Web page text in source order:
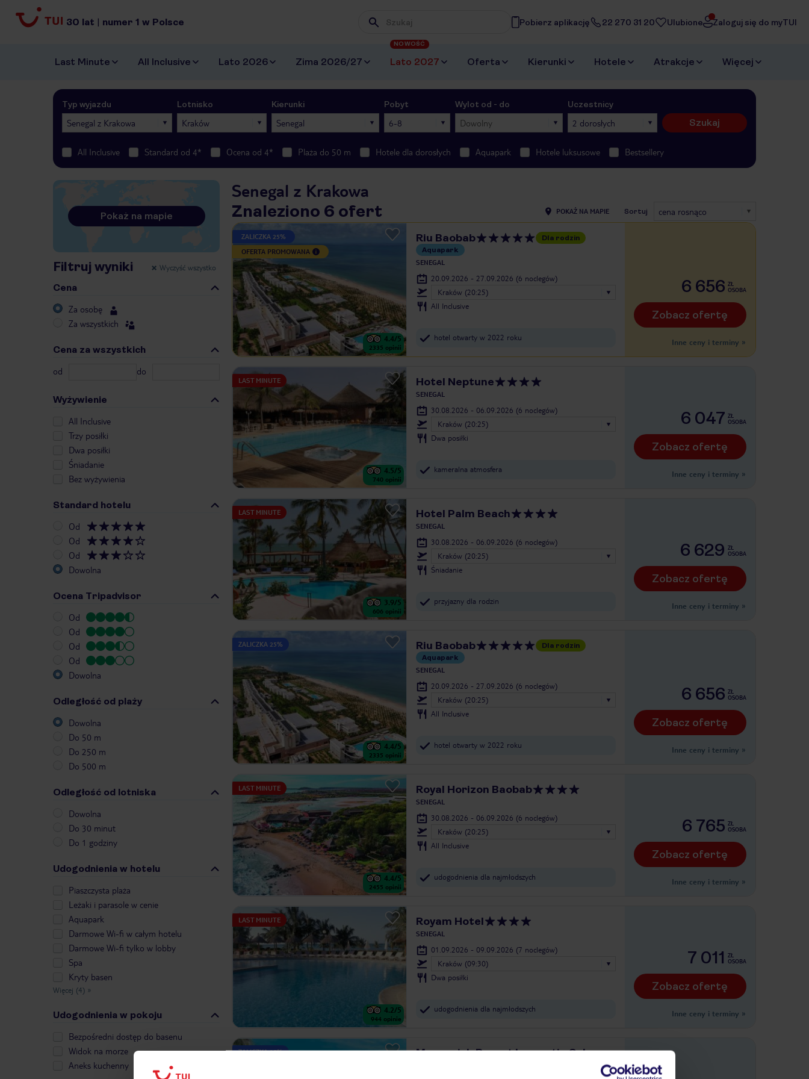
30 lat | numer 1 w Polsce Wpisz frazę, której szukasz
Pobierz aplikację 22 270 31 20 Ulubione Zaloguj się do myTUI
Last Minute All Inclusive Lato 2026 Zima 2026/27 Lato 2027
NOWOŚĆ
Oferta Kierunki Hotele Atrakcje Więcej
Typ wyjazdu
Senegal z Krakowa
Lotnisko
Kraków
Kierunki
Senegal
Pobyt
6-8
Wylot od - do
Dowolny
Uczestnicy
2 dorosłych Szukaj
All Inclusive Standard od 4* Ocena od 4* Plaża do 50 m Hotele dla dorosłych Aquapark Hotele luksusowe Bestsellery
Pokaż na mapie
Filtruj wyniki Wyczyść wszystko
Cena
Za osobę
Za wszystkich
Cena za wszystkich
od do
Wyżywienie
All Inclusive
Trzy posiłki
Dwa posiłki
Śniadanie
Bez wyżywienia
Standard hotelu
Od
Od
Od
Dowolna
Ocena Tripadvisor
Od
Od
Od
Od
Dowolna
Odległość od plaży
Dowolna
Do 50 m
Do 250 m
Do 500 m
Odległość od lotniska
Dowolna
Do 30 minut
Do 1 godziny
Udogodnienia w hotelu
Piaszczysta plaża
Leżaki i parasole w cenie
Aquapark
Darmowe Wi-fi w całym hotelu
Darmowe Wi-fi tylko w lobby
Spa
Kryty basen
Więcej (4) »
Udogodnienia w pokoju
Bezpośredni dostęp do basenu
Widok na morze
Aneks kuchenny
Senegal z Krakowa
Znaleziono 6 ofert POKAŻ NA MAPIE Sortuj cena rosnąco
ZALICZKA 25%
OFERTA PROMOWANA
4.4/5
2335 opinii
Riu Baobab
Dla rodzin
Aquapark
SENEGAL
20.09.2026 - 27.09.2026 (6 noclegów)
Kraków (20:25)
All Inclusive
hotel otwarty w 2022 roku
6 656 ZŁ
OSOBA
Zobacz ofertę
Inne ceny i terminy »
LAST MINUTE
4.5/5
740 opinii
Hotel Neptune
SENEGAL
30.08.2026 - 06.09.2026 (6 noclegów)
Kraków (20:25)
Dwa posiłki
kameralna atmosfera
6 047 ZŁ
OSOBA
Zobacz ofertę
Inne ceny i terminy »
LAST MINUTE
3.9/5
606 opinii
Hotel Palm Beach
SENEGAL
30.08.2026 - 06.09.2026 (6 noclegów)
Kraków (20:25)
Śniadanie
przyjazny dla rodzin
6 629 ZŁ
OSOBA
Zobacz ofertę
Inne ceny i terminy »
ZALICZKA 25%
4.4/5
2335 opinii
Riu Baobab
Dla rodzin
Aquapark
SENEGAL
20.09.2026 - 27.09.2026 (6 noclegów)
Kraków (20:25)
All Inclusive
hotel otwarty w 2022 roku
6 656 ZŁ
OSOBA
Zobacz ofertę
Inne ceny i terminy »
LAST MINUTE
4.4/5
2455 opinii
Royal Horizon Baobab
SENEGAL
30.08.2026 - 06.09.2026 (6 noclegów)
Kraków (20:25)
All Inclusive
udogodnienia dla najmłodszych
6 765 ZŁ
OSOBA
Zobacz ofertę
Inne ceny i terminy »
LAST MINUTE
4.2/5
944 opinie
Royam Hotel
SENEGAL
01.09.2026 - 09.09.2026 (7 noclegów)
Kraków (09:30)
Dwa posiłki
udogodnienia dla najmłodszych
7 011
ZŁ
OSOBA
Zobacz ofertę
Inne ceny i terminy »
ZALICZKA 25% Movenpick Resort Lamantin Saly